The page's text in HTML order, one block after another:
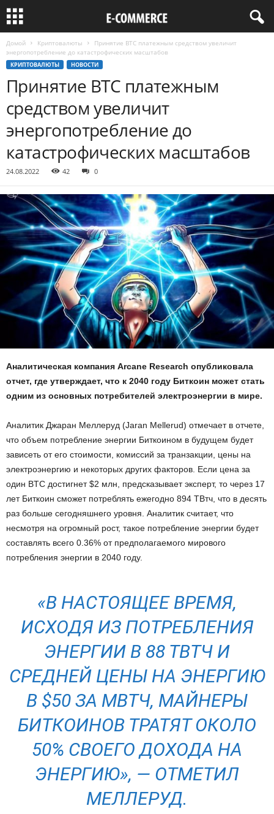
Домой Криптовалюты
Принятие BTC платежным средством увеличит
энергопотребление до катастрофических масштабов
КРИПТОВАЛЮТЫ НОВОСТИ
Принятие BTC платежным
средством увеличит
энергопотребление до
катастрофических масштабов
24.08.2022 42 0
Аналитическая компания Arcane Research опубликовала
отчет, где утверждает, что к 2040 году Биткоин может стать
одним из основных потребителей электроэнергии в мире.
Аналитик Джаран Меллеруд (Jaran Mellerud) отмечает в отчете,
что объем потребление энергии Биткоином в будущем будет
зависеть от его стоимости, комиссий за транзакции, цены на
электроэнергию и некоторых других факторов. Если цена за
один BTC достигнет $2 млн, предсказывает эксперт, то через 17
лет Биткоин сможет потреблять ежегодно 894 ТВтч, что в десять
раз больше сегодняшнего уровня. Аналитик считает, что
несмотря на огромный рост, такое потребление энергии будет
составлять всего 0.36% от предполагаемого мирового
потребления энергии в 2040 году.
«В НАСТОЯЩЕЕ ВРЕМЯ,
ИСХОДЯ ИЗ ПОТРЕБЛЕНИЯ
ЭНЕРГИИ В 88 ТВТЧ И
СРЕДНЕЙ ЦЕНЫ НА ЭНЕРГИЮ
В $50 ЗА МВТЧ, МАЙНЕРЫ
БИТКОИНОВ ТРАТЯТ ОКОЛО
50% СВОЕГО ДОХОДА НА
ЭНЕРГИЮ», — ОТМЕТИЛ
МЕЛЛЕРУД.